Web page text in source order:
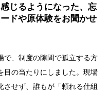
じるようになった、忘
ドや原体験をお聞かせ
で、制度の隙間で孤立する方
目の当たりにしました。現場
させず、誰もが「頼れる仕組